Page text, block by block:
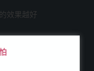
效果越好